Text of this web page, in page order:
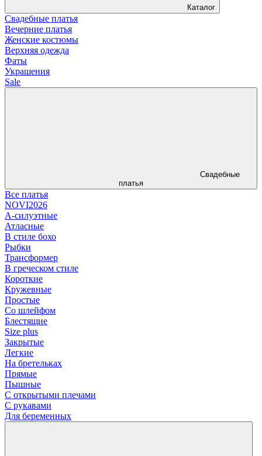
Каталог
Свадебные платья
Вечерние платья
Женские костюмы
Верхняя одежда
Фаты
Украшения
Sale
Свадебные
платья
Все платья
NOVI2026
А-силуэтные
Атласные
В стиле бохо
Рыбки
Трансформер
В греческом стиле
Короткие
Кружевные
Простые
Со шлейфом
Блестящие
Size plus
Закрытые
Легкие
На бретельках
Прямые
Пышные
С открытыми плечами
С рукавами
Для беременных